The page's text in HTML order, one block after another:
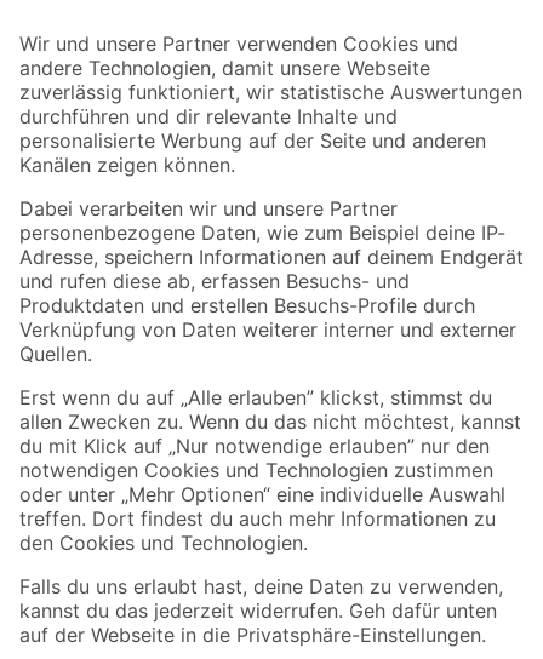
Der toom Newsletter: Keine Angebote und Aktionen mehr verpassen!
Zur Newsletter Anmeldung
Folge uns
Zahlungsarten Versandarten
Sicher einkaufen
Jetzt die toom-App herunterladen
Alle Preisangaben in EUR inkl. gesetzl. MwSt.. Die dargestellten Angebote sind unter
Umständen nicht in allen Märkten verfügbar. Die angegebenen Verfügbarkeiten beziehen